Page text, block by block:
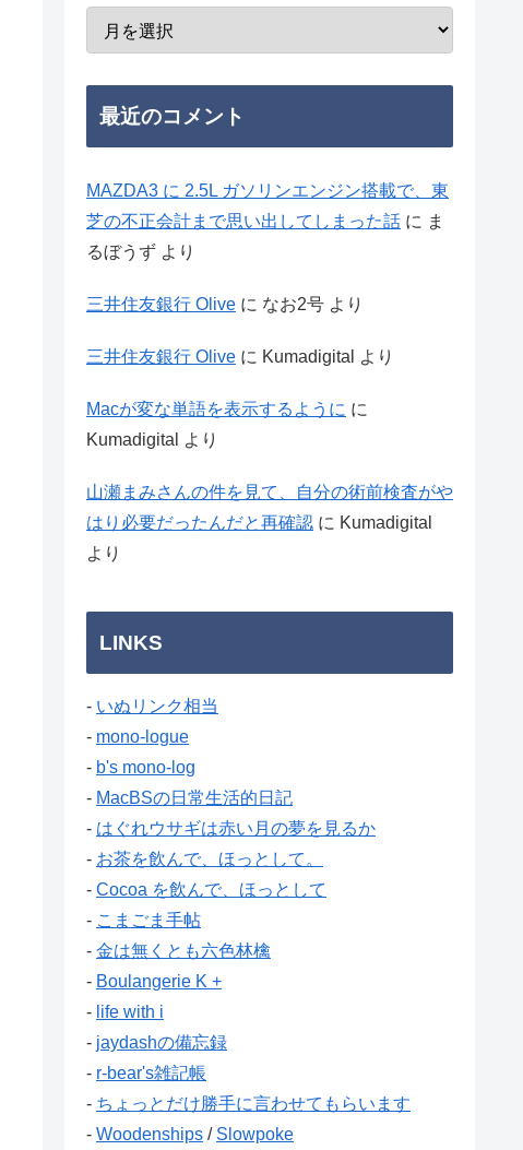
最近のコメント
MAZDA3 に 2.5L ガソリンエンジン搭載で、東
芝の不正会計まで思い出してしまった話 に ま
るぼうず より
三井住友銀行 Olive に なお2号 より
三井住友銀行 Olive に Kumadigital より
Macが変な単語を表示するように に
Kumadigital
より
山瀬まみさんの件を見て、自分の術前検査がや
はり必要だったんだと再確認 に Kumadigital
より
LINKS
- いぬリンク相当
- mono-logue
- b's mono-log
- MacBSの日常生活的日記
- はぐれウサギは赤い月の夢を見るか
- お茶を飲んで、ほっとして。
- Cocoa を飲んで、ほっとして
- こまごま手帖
- 金は無くとも六色林檎
- Boulangerie K +
- life with i
- jaydashの備忘録
- r-bear's雑記帳
- ちょっとだけ勝手に言わせてもらいます
- Woodenships / Slowpoke